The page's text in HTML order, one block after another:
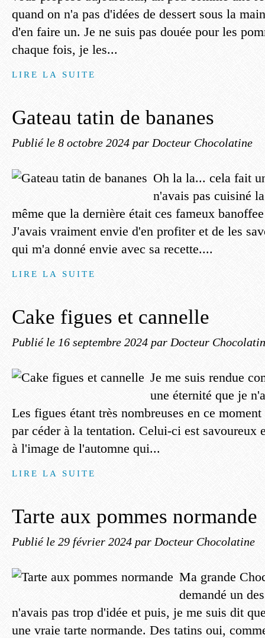
quand on n'a pas d'idées de dessert sous la
d'en faire un. Je ne suis pas douée pour les
chaque fois, je les...
LIRE LA SUITE
Gateau tatin de bananes
Publié le 8 octobre 2024 par Docteur Chocolatine
Oh la la... cela fait
n'avais pas cuisiné
même que la dernière était ces fameux
J'avais vraiment envie d'en profiter et de les
qui m'a donné envie avec sa recette....
LIRE LA SUITE
Cake figues et cannelle
Publié le 16 septembre 2024 par Docteur
Je me suis rendue
une éternité que je
Les figues étant très nombreuses en ce
par céder à la tentation. Celui-ci est savoureux
à l'image de l'automne qui...
LIRE LA SUITE
Tarte aux pommes normande
Publié le 29 février 2024 par Docteur Chocolatine
Ma grande
demandé un
n'avais pas trop d'idée et puis, je me suis dit
une vraie tarte normande. Des tatins oui,